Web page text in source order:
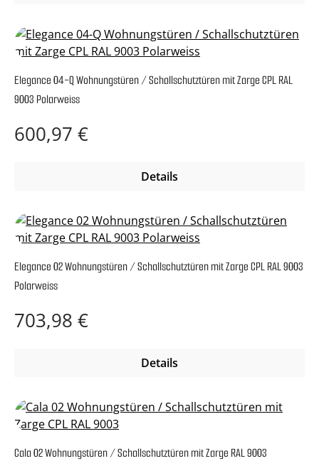
Elegance 04-Q Wohnungstüren / Schallschutztüren mit Zarge CPL RAL
9003 Polarweiss
Regulärer Preis:
600,97 €
Details
Elegance 02 Wohnungstüren / Schallschutztüren mit Zarge CPL RAL 9003
Polarweiss
Regulärer Preis:
703,98 €
Details
Cala 02 Wohnungstüren / Schallschutztüren mit Zarge RAL 9003